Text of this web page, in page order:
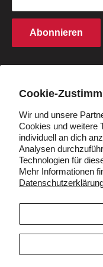
Cookie-
Wir und unsere
Cookies und weitere
individuell an dich
Analysen
Technologien für
Mehr Informationen
Rechte an geistigem
Cookie -Richtlinie
Partnerprogramm
Studentenrabatt
Abonnieren
Deutschland (EUR €)
Folgen Sie uns
Wir akzeptieren